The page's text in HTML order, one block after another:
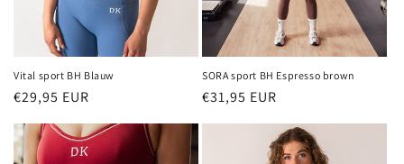
Vital sport BH Blauw
Normale
€29,95 EUR
SORA sport BH Espresso brown
Normale
€31,95 EUR